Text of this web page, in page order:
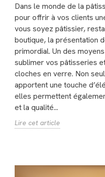
Dans le monde de la
pour offrir à vos clients
vous soyez pâtissier,
boutique, la présentation
primordial. Un des
sublimer vos pâtisseries
cloches en verre. Non
apportent une touche
elles permettent
et la qualité...
Lire cet article